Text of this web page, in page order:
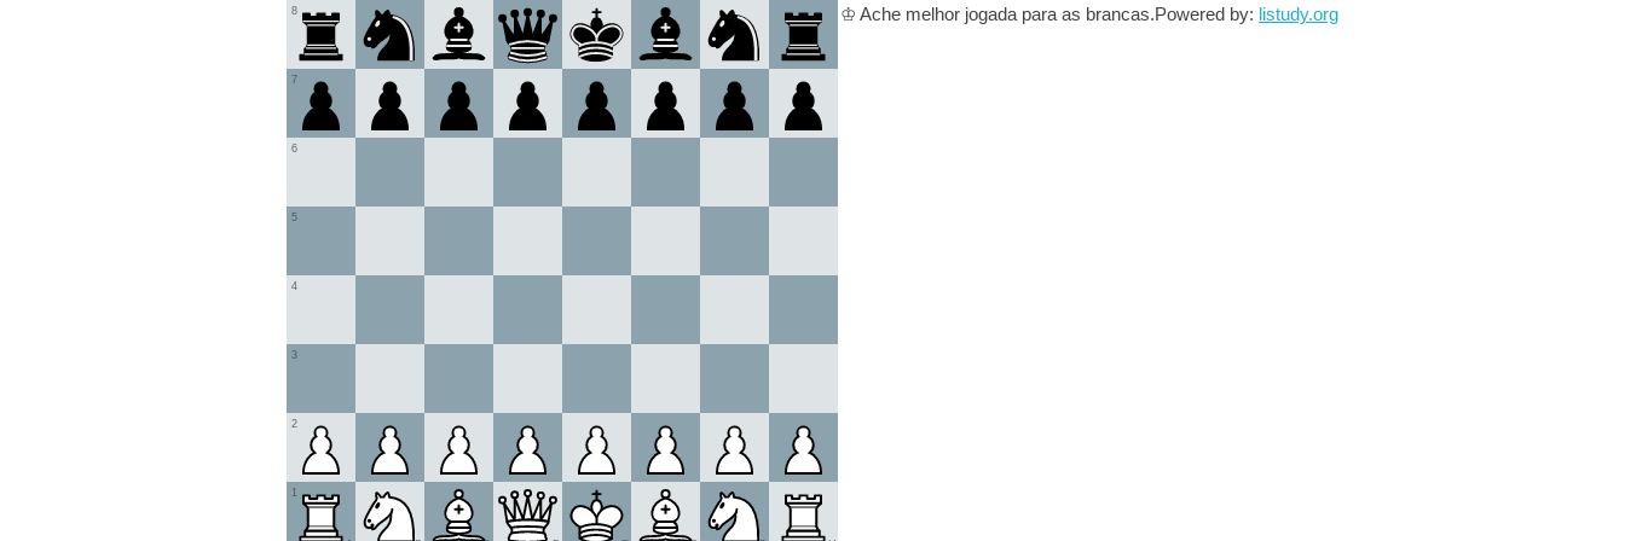
1
2
3
4
5
6
7
8 ♔ Ache melhor jogada para as brancas.Powered by: listudy.org